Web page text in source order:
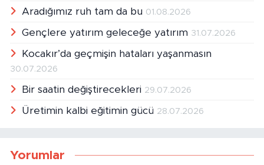
Aradığımız ruh tam da bu 01.08.2026
Gençlere yatırım geleceğe yatırım 31.07.2026
Kocakır’da geçmişin hataları yaşanmasın
30.07.2026
Bir saatin değiştirecekleri 29.07.2026
Üretimin kalbi eğitimin gücü 28.07.2026
Yorumlar